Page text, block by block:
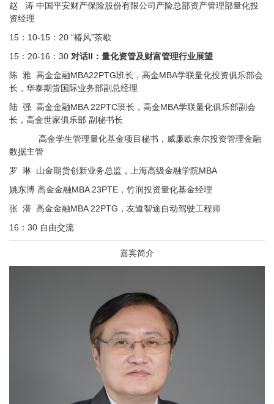
赵 涛 中国平安财产保险股份有限公司产险总部资产管理部量化投
资经理
15：10-15：20 “椿风”茶歇
15：20-16：30 对话II：量化资管及财富管理行业展望
陈 雅 高金金融MBA22PTG班长，高金MBA学联量化投资俱乐部会
长，华泰期货国际业务部副总经理
陆 强 高金金融MBA 22PTC班长，高金MBA学联量化俱乐部副会
长，高金世家俱乐部 副秘书长
高金学生管理量化基金项目秘书，威廉欧奈尔投资管理金融
数据主管
罗 琳 山金期货创新业务总监，上海高级金融学院MBA
姚东博 高金金融MBA 23PTE，竹润投资量化基金经理
张 潜 高金金融MBA 22PTG，友道智途自动驾驶工程师
16：30 自由交流
嘉宾简介